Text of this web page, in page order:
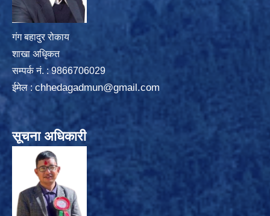
गंग बहादुर रोकाय
शाखा अधिृकत
सम्पर्क न‌ं. : 9866706029
ईमेल : chhedagadmun@gmail.com
सूचना अधिकारी